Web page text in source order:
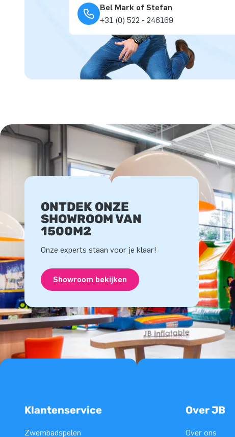
Bel Mark of Stefan
+31 (0) 522 - 246169
ONTDEK ONZE
SHOWROOM VAN
1500M2
Onze experts staan voor je klaar!
Showroom bekijken
Klantenservice
Zwembadspelen
Over JB
Over ons